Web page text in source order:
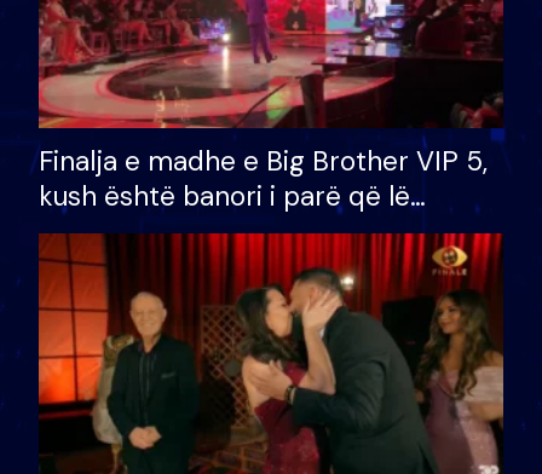
Finalja e madhe e Big Brother VIP 5,
kush është banori i parë që lë
shtëpinë dhe humb mundësinë për
të fituar çmimin e madh